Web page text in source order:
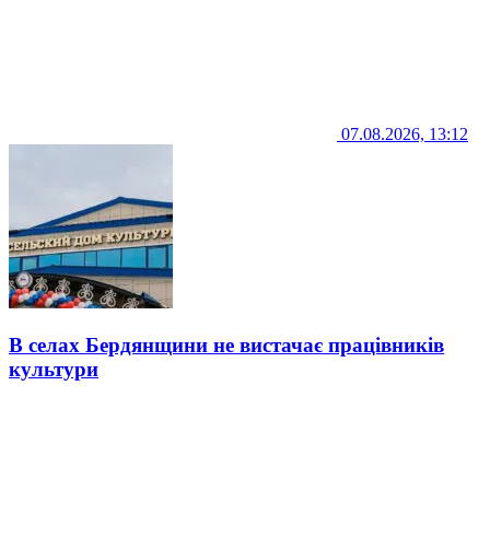
07.08.2026, 13:12
В селах Бердянщини не вистачає працівників
культури